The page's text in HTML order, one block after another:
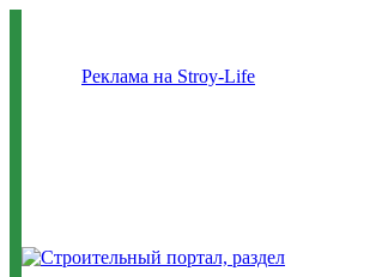
Реклама на Stroy-Life